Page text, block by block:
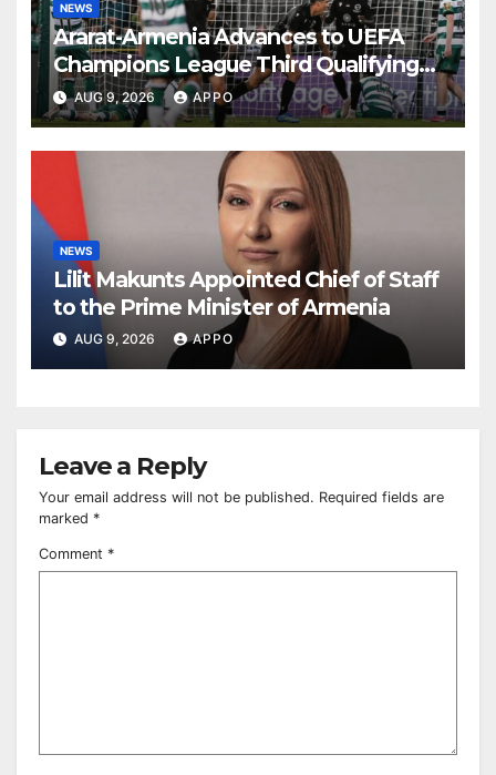
NEWS
Ararat-Armenia Advances to UEFA
Champions League Third Qualifying
Round
AUG 9, 2026 APPO
NEWS
Lilit Makunts Appointed Chief of Staff
to the Prime Minister of Armenia
AUG 9, 2026 APPO
Leave a Reply
Your email address will not be published. Required fields are
marked *
Comment *